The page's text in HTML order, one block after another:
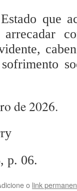
que
de 2026.
p. 06.
o link